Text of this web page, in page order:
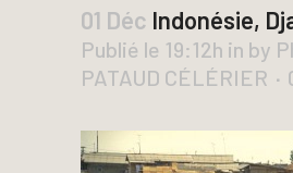
01 Déc Indonésie,
Publié le 19:12h in by
PATAUD CÉLÉRIER